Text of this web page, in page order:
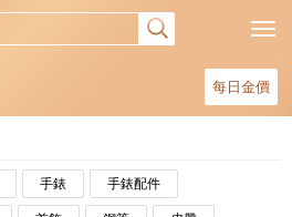
每日金價
手錶 手錶配件